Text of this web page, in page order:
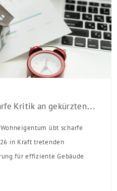
BEG-Reform 2026: Scharfe Kritik an gekürzten Sanierungsförderungen
übt scharfe
in Kraft tretenden
für effiziente Gebäude